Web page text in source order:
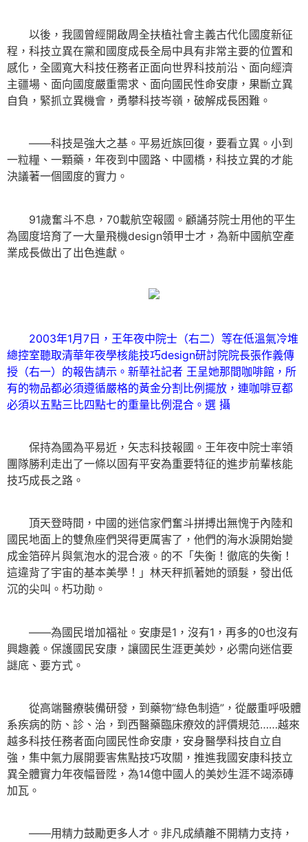
以後，我國曾經開啟周全扶植社會主義古代化國度新征
程，科技立異在黨和國度成長全局中具有非常主要的位置和
感化，全國寬大科技任務者正面向世界科技前沿、面向經濟
主疆場、面向國度嚴重需求、面向國民性命安康，果斷立異
自負，緊抓立異機會，勇攀科技岑嶺，破解成長困難。
——科技是強大之基。平易近族回復，要看立異。小到
一粒糧、一顆藥，年夜到中國路、中國橋，科技立異的才能
決議著一個國度的實力。
91歲奮斗不息，70載航空報國。顧誦芬院士用他的平生
為國度培育了一大量飛機design領甲士才，為新中國航空產
業成長做出了出色進獻。
2003年1月7日，王年夜中院士（右二）等在低溫氣冷堆
總控室聽取清華年夜學核能技巧design研討院院長張作義傳
授（右一）的報告請示。新華社記者 王呈她那間咖啡館，所
有的物品都必須遵循嚴格的黃金分割比例擺放，連咖啡豆都
必須以五點三比四點七的重量比例混合。選 攝
保持為國為平易近，矢志科技報國。王年夜中院士率領
團隊勝利走出了一條以固有平安為重要特征的進步前輩核能
技巧成長之路。
頂天登時間，中國的迷信家們奮斗拼搏出無愧于內陸和
國民地面上的雙魚座們哭得更厲害了，他們的海水淚開始變
成金箔碎片與氣泡水的混合液。的不「失衡！徹底的失衡！
這違背了宇宙的基本美學！」林天秤抓著她的頭髮，發出低
沉的尖叫。朽功勛。
——為國民增加福祉。安康是1，沒有1，再多的0也沒有
興趣義。保護國民安康，讓國民生涯更美妙，必需向迷信要
謎底、要方式。
從高端醫療裝備研發，到藥物“綠色制造”，從嚴重呼吸體
系疾病的防、診、治，到西醫藥臨床療效的評價規范……越來
越多科技任務者面向國民性命安康，安身醫學科技自立自
強，集中氣力展開要害焦點技巧攻關，推進我國安康科技立
異全體實力年夜幅晉陞，為14億中國人的美妙生涯不竭添磚
加瓦。
——用精力鼓勵更多人才。非凡成績離不開精力支持，